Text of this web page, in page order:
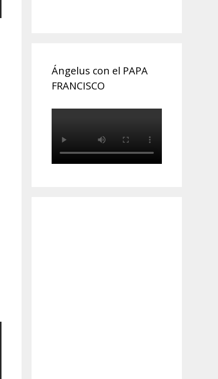
Ángelus con el PAPA
FRANCISCO